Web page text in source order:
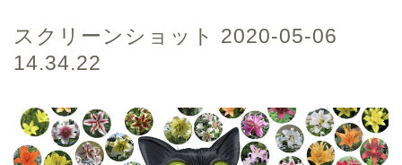
スクリーンショット 2020-05-06
14.34.22